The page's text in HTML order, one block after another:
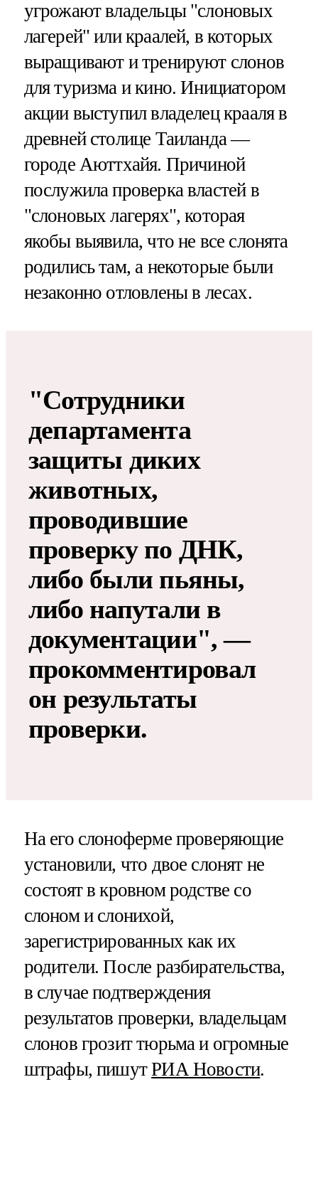
угрожают владельцы "слоновых
лагерей" или краалей, в которых
выращивают и тренируют слонов
для туризма и кино. Инициатором
акции выступил владелец крааля в
древней столице Таиланда —
городе Аюттхайя. Причиной
послужила проверка властей в
"слоновых лагерях", которая
якобы выявила, что не все слонята
родились там, а некоторые были
незаконно отловлены в лесах.
"Сотрудники
департамента
защиты диких
животных,
проводившие
проверку по ДНК,
либо были пьяны,
либо напутали в
документации", —
прокомментировал
он результаты
проверки.
На его слоноферме проверяющие
установили, что двое слонят не
состоят в кровном родстве со
слоном и слонихой,
зарегистрированных как их
родители. После разбирательства,
в случае подтверждения
результатов проверки, владельцам
слонов грозит тюрьма и огромные
штрафы, пишутРИА Новости.